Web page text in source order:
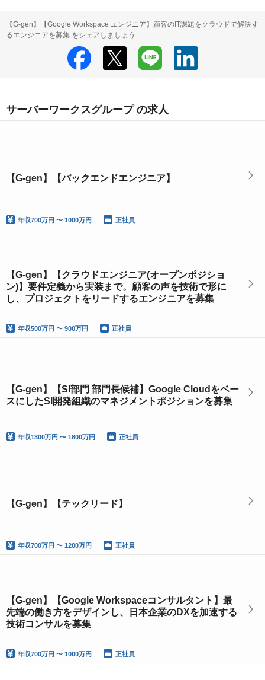
【G-gen】【Google Workspace エンジニア】顧客のIT課題をクラウドで解決す
るエンジニアを募集 をシェアしましょう
サーバーワークスグループ の求人
【G-gen】【バックエンドエンジニア】
年収700万円 〜 1000万円 正社員
【G-gen】【クラウドエンジニア(オープンポジショ
ン)】要件定義から実装まで。顧客の声を技術で形に
し、プロジェクトをリードするエンジニアを募集
年収500万円 〜 900万円 正社員
【G-gen】【SI部門 部門長候補】Google Cloudをベー
スにしたSI開発組織のマネジメントポジションを募集
年収1300万円 〜 1800万円 正社員
【G-gen】【テックリード】
年収700万円 〜 1200万円 正社員
【G-gen】【Google Workspaceコンサルタント】最
先端の働き方をデザインし、日本企業のDXを加速する
技術コンサルを募集
年収700万円 〜 1000万円 正社員